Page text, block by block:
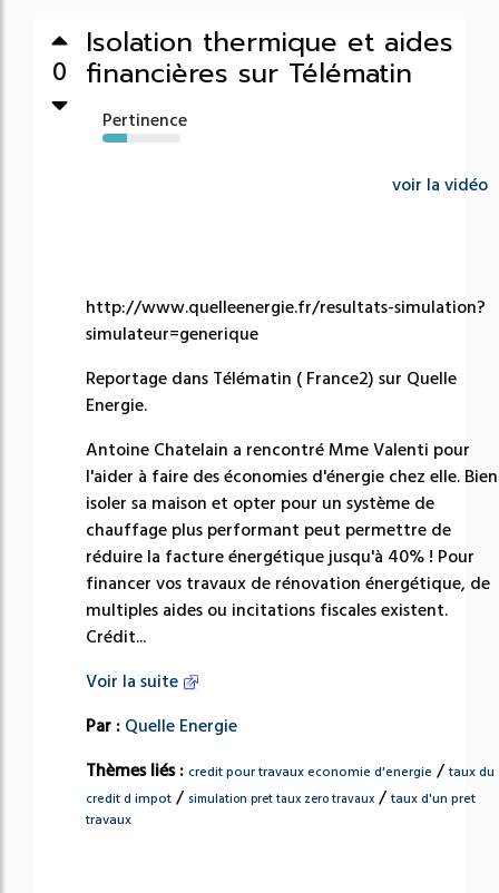
0
Isolation thermique et aides
financières sur Télématin
Pertinence
32%
voir la vidéo
http://www.quelleenergie.fr/resultats-simulation?
simulateur=generique
Reportage dans Télématin ( France2) sur Quelle
Energie.
Antoine Chatelain a rencontré Mme Valenti pour
l'aider à faire des économies d'énergie chez elle. Bien
isoler sa maison et opter pour un système de
chauffage plus performant peut permettre de
réduire la facture énergétique jusqu'à 40% ! Pour
financer vos travaux de rénovation énergétique, de
multiples aides ou incitations fiscales existent.
Crédit...
Voir la suite
Par : Quelle Energie
Thèmes liés : credit pour travaux economie d'energie /taux du
credit d impot / simulation pret taux zero travaux /taux d'un pret
travaux